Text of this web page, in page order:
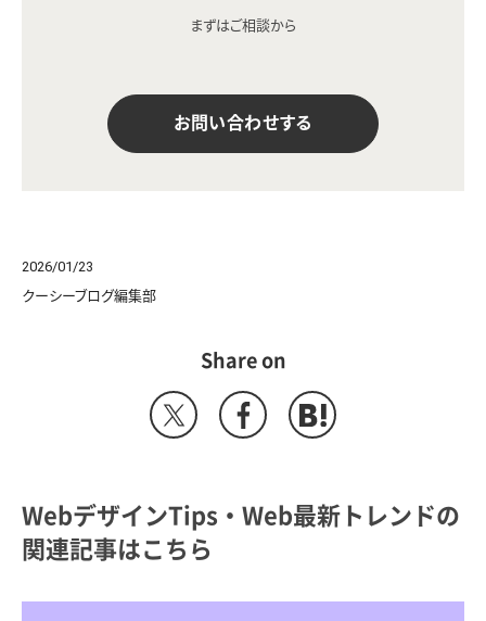
まずはご相談から
お問い合わせする
2026/01/23
クーシーブログ編集部
Share on
WebデザインTips・Web最新トレンドの
関連記事はこちら